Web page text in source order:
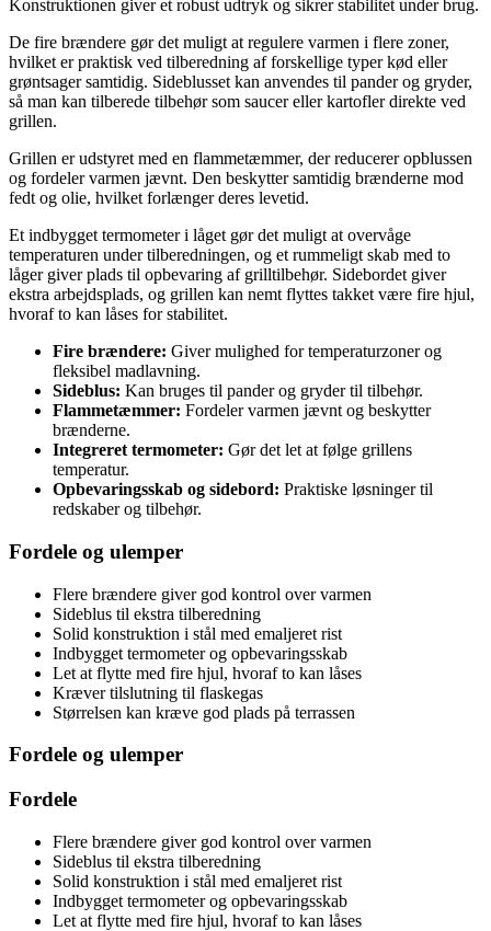
Konstruktionen giver et robust udtryk og sikrer stabilitet under brug.
De fire brændere gør det muligt at regulere varmen i flere zoner,
hvilket er praktisk ved tilberedning af forskellige typer kød eller
grøntsager samtidig. Sideblusset kan anvendes til pander og gryder,
så man kan tilberede tilbehør som saucer eller kartofler direkte ved
grillen.
Grillen er udstyret med en flammetæmmer, der reducerer opblussen
og fordeler varmen jævnt. Den beskytter samtidig brænderne mod
fedt og olie, hvilket forlænger deres levetid.
Et indbygget termometer i låget gør det muligt at overvåge
temperaturen under tilberedningen, og et rummeligt skab med to
låger giver plads til opbevaring af grilltilbehør. Sidebordet giver
ekstra arbejdsplads, og grillen kan nemt flyttes takket være fire hjul,
hvoraf to kan låses for stabilitet.
Fire brændere: Giver mulighed for temperaturzoner og
fleksibel madlavning.
Sideblus: Kan bruges til pander og gryder til tilbehør.
Flammetæmmer: Fordeler varmen jævnt og beskytter
brænderne.
Integreret termometer: Gør det let at følge grillens
temperatur.
Opbevaringsskab og sidebord: Praktiske løsninger til
redskaber og tilbehør.
Fordele og ulemper
Flere brændere giver god kontrol over varmen
Sideblus til ekstra tilberedning
Solid konstruktion i stål med emaljeret rist
Indbygget termometer og opbevaringsskab
Let at flytte med fire hjul, hvoraf to kan låses
Kræver tilslutning til flaskegas
Størrelsen kan kræve god plads på terrassen
Fordele og ulemper
Fordele
Flere brændere giver god kontrol over varmen
Sideblus til ekstra tilberedning
Solid konstruktion i stål med emaljeret rist
Indbygget termometer og opbevaringsskab
Let at flytte med fire hjul, hvoraf to kan låses